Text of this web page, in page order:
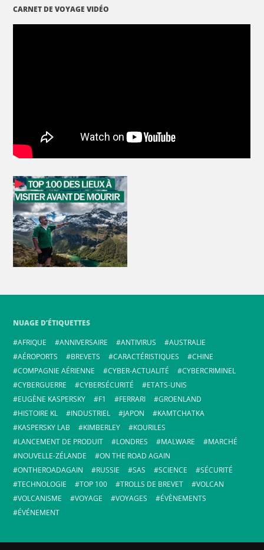
CARNET DE VOYAGE VIDÉO
NUAGE D’ÉTIQUETTES
AFRIQUE
ANNIVERSAIRE ANTIVIRUS
AUSTRALIE
AÉROPORTS
BREVETS CARACTÉRISTIQUES
CHINE
COMPAGNIE AÉRIENNE
CYBER-ACTUALITÉ
CYBERCRIMINEL
CYBERGUERRE
CYBERSÉCURITÉ
ETATS-UNIS
EUGÈNE KASPERSKY
F1 FERRARI
GROENLAND
HISTOIRE KL
INDUSTRIEL JAPON
KAMTCHATKA
KASPERSKY LAB
KIMBERLEY
KOURILES
LANCEMENT DE PRODUIT
LONDRES MALWARE
MARCHÉ
NOUVELLE-ZÉLANDE
ON THE ROAD AGAIN
ONTHEROADAGAIN
RUSSIE SAS SCIENCE
SÉCURITÉ
TECHNOLOGIE
TOP 100 TROLLS DE BREVET
VOLCAN
VOLCANISME
VOYAGE VOYAGES
ÉVÈNEMENTS
ÉVÉNEMENT